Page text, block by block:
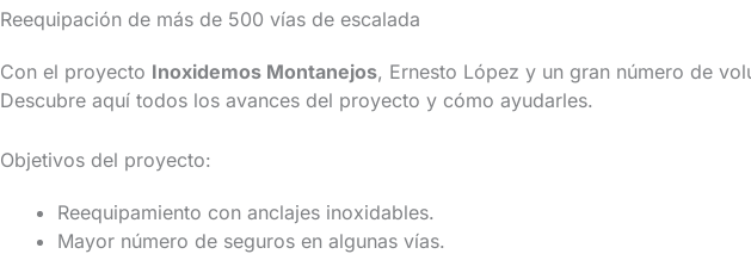
Reequipación de más de 500 vías de escalada
Con el proyecto Inoxidemos Montanejos, Ernesto López y un gran número de
Descubre aquí todos los avances del proyecto y cómo ayudarles.
Objetivos del proyecto:
Reequipamiento con anclajes inoxidables.
Mayor número de seguros en algunas vías.